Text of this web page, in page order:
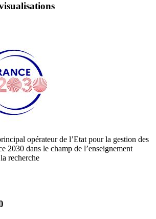
opérateur de l’Etat pour la gestion des
2030 dans le champ de l’enseignement
recherche